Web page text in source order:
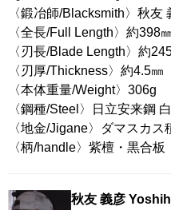
〈鍛冶師/Blacksmith〉秋友
〈全長/Full Length〉約398
〈刃長/Blade Length〉約
〈刃厚/Thickness〉約4.5㎜
〈本体重量/Weight〉306g
〈鋼種/Steel〉日立安来鋼
〈地金/Jigane〉ダマスカス
〈柄/handle〉紫檀・黒合
秋友 義彦